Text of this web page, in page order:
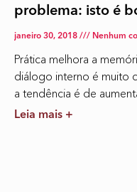
problema: isto é
janeiro 30, 2018 Nenhum
Prática melhora a
diálogo interno é muito
a tendência é de
Leia mais +